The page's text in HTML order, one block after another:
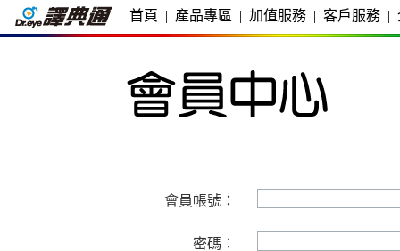
首頁 | 產品專區 | 加值服務 | 客戶服務 |
會員帳號：
密碼：